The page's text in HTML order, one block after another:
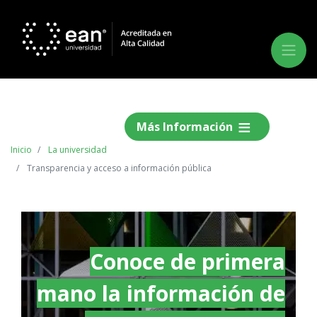
Más Información
Inicio
La universidad
Transparencia y acceso a información pública
Conoce de primera
mano la información de